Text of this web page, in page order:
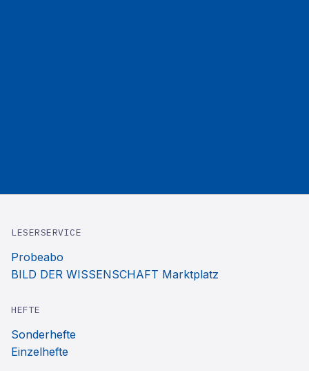
LESERSERVICE
Probeabo
BILD DER WISSENSCHAFT Marktplatz
HEFTE
Sonderhefte
Einzelhefte